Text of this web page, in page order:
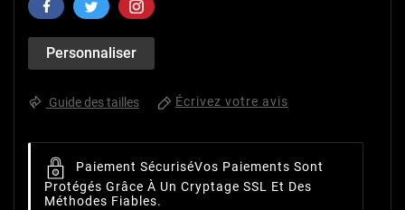
Personnaliser
Guide des tailles Écrivez votre avis
Paiement SécuriséVos Paiements Sont
Protégés Grâce À Un Cryptage SSL Et Des
Méthodes Fiables.